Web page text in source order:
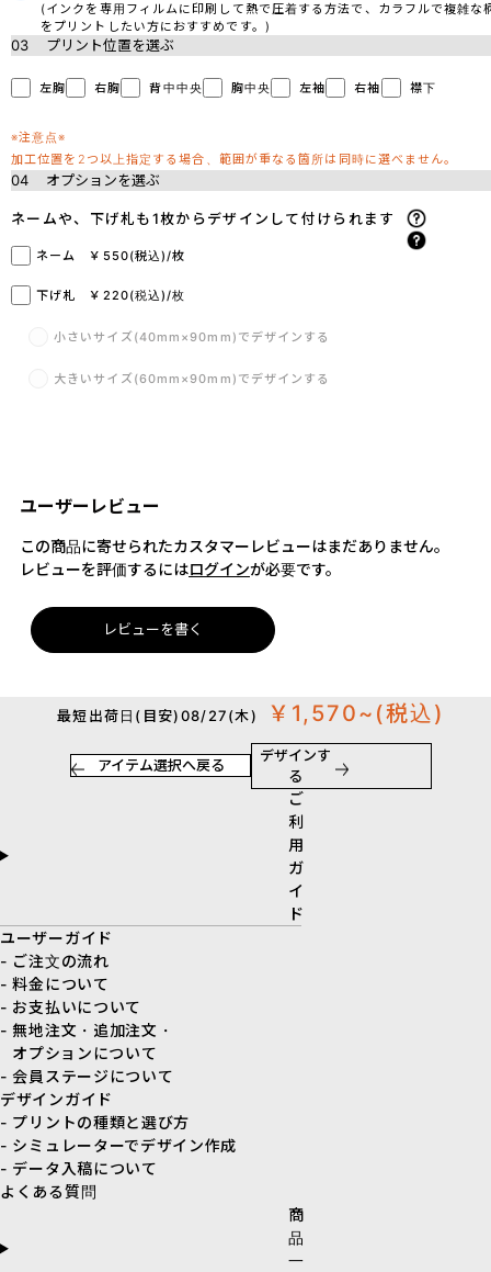
(インクを専用フィルムに印刷して熱で圧着する方法で、カラフルで複雑な
をプリントしたい方におすすめです。)
03 プリント位置を選ぶ
左胸 右胸 背中中央 胸中央 左袖 右袖 襟下
※注意点※
加工位置を2つ以上指定する場合、範囲が重なる箇所は同時に選べません。
04 オプションを選ぶ
ネームや、下げ札も1枚からデザインして付けられます
ネーム ￥550(税込)/枚
下げ札 ￥220(税込)/枚
小さいサイズ(40mm×90mm)でデザインする
大きいサイズ(60mm×90mm)でデザインする
ユーザーレビュー
この商品に寄せられたカスタマーレビューはまだありません。
レビューを評価するにはログインが必要です。
レビューを書く
最短出荷日(目安)08/27(木) ￥1,570~ (税込)
アイテム選択へ戻る
デザインす
る
ご
利
用
ガ
イ
ド
ユーザーガイド
- ご注文の流れ
- 料金について
- お支払いについて
- 無地注文・追加注文・
オプションについて
- 会員ステージについて
デザインガイド
- プリントの種類と選び方
- シミュレーターでデザイン作成
- データ入稿について
よくある質問
商
品
一